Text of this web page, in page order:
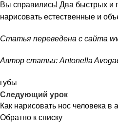
Вы справились! Два быстрых и
нарисовать естественные и
Статья переведена с сайта
Автор статьи: Antonella
губы
Следующий урок
Как нарисовать нос человека
Обратно к списку